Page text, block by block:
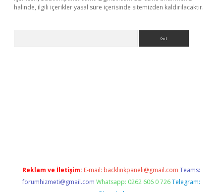
halinde, ilgili içerikler yasal süre içerisinde sitemizden kaldırılacaktır.
Reklam ve İletişim: E-mail: backlinkpaneli@gmail.com Teams:
forumhizmeti@gmail.com Whatsapp: 0262 606 0 726 Telegram: